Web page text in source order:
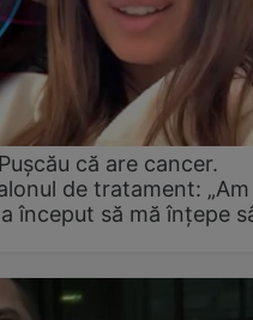
că are cancer.
de tratament:
început să mă înțepe